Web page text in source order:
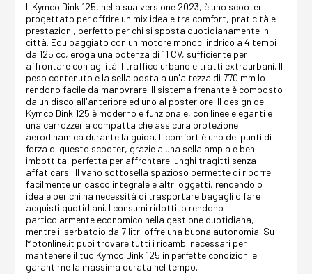
Il Kymco Dink 125, nella sua versione 2023, è uno scooter
progettato per offrire un mix ideale tra comfort, praticità e
prestazioni, perfetto per chi si sposta quotidianamente in
città. Equipaggiato con un motore monocilindrico a 4 tempi
da 125 cc, eroga una potenza di 11 CV, sufficiente per
affrontare con agilità il traffico urbano e tratti extraurbani. Il
peso contenuto e la sella posta a un'altezza di 770 mm lo
rendono facile da manovrare. Il sistema frenante è composto
da un disco all'anteriore ed uno al posteriore. Il design del
Kymco Dink 125 è moderno e funzionale, con linee eleganti e
una carrozzeria compatta che assicura protezione
aerodinamica durante la guida. Il comfort è uno dei punti di
forza di questo scooter, grazie a una sella ampia e ben
imbottita, perfetta per affrontare lunghi tragitti senza
affaticarsi. Il vano sottosella spazioso permette di riporre
facilmente un casco integrale e altri oggetti, rendendolo
ideale per chi ha necessità di trasportare bagagli o fare
acquisti quotidiani. I consumi ridotti lo rendono
particolarmente economico nella gestione quotidiana,
mentre il serbatoio da 7 litri offre una buona autonomia. Su
Motonline.it puoi trovare tutti i ricambi necessari per
mantenere il tuo Kymco Dink 125 in perfette condizioni e
garantirne la massima durata nel tempo.